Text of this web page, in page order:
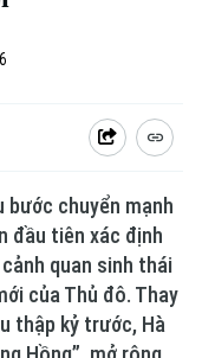
bước chuyển mạnh
đầu tiên xác định
quan sinh thái
của Thủ đô. Thay
thập kỷ trước, Hà